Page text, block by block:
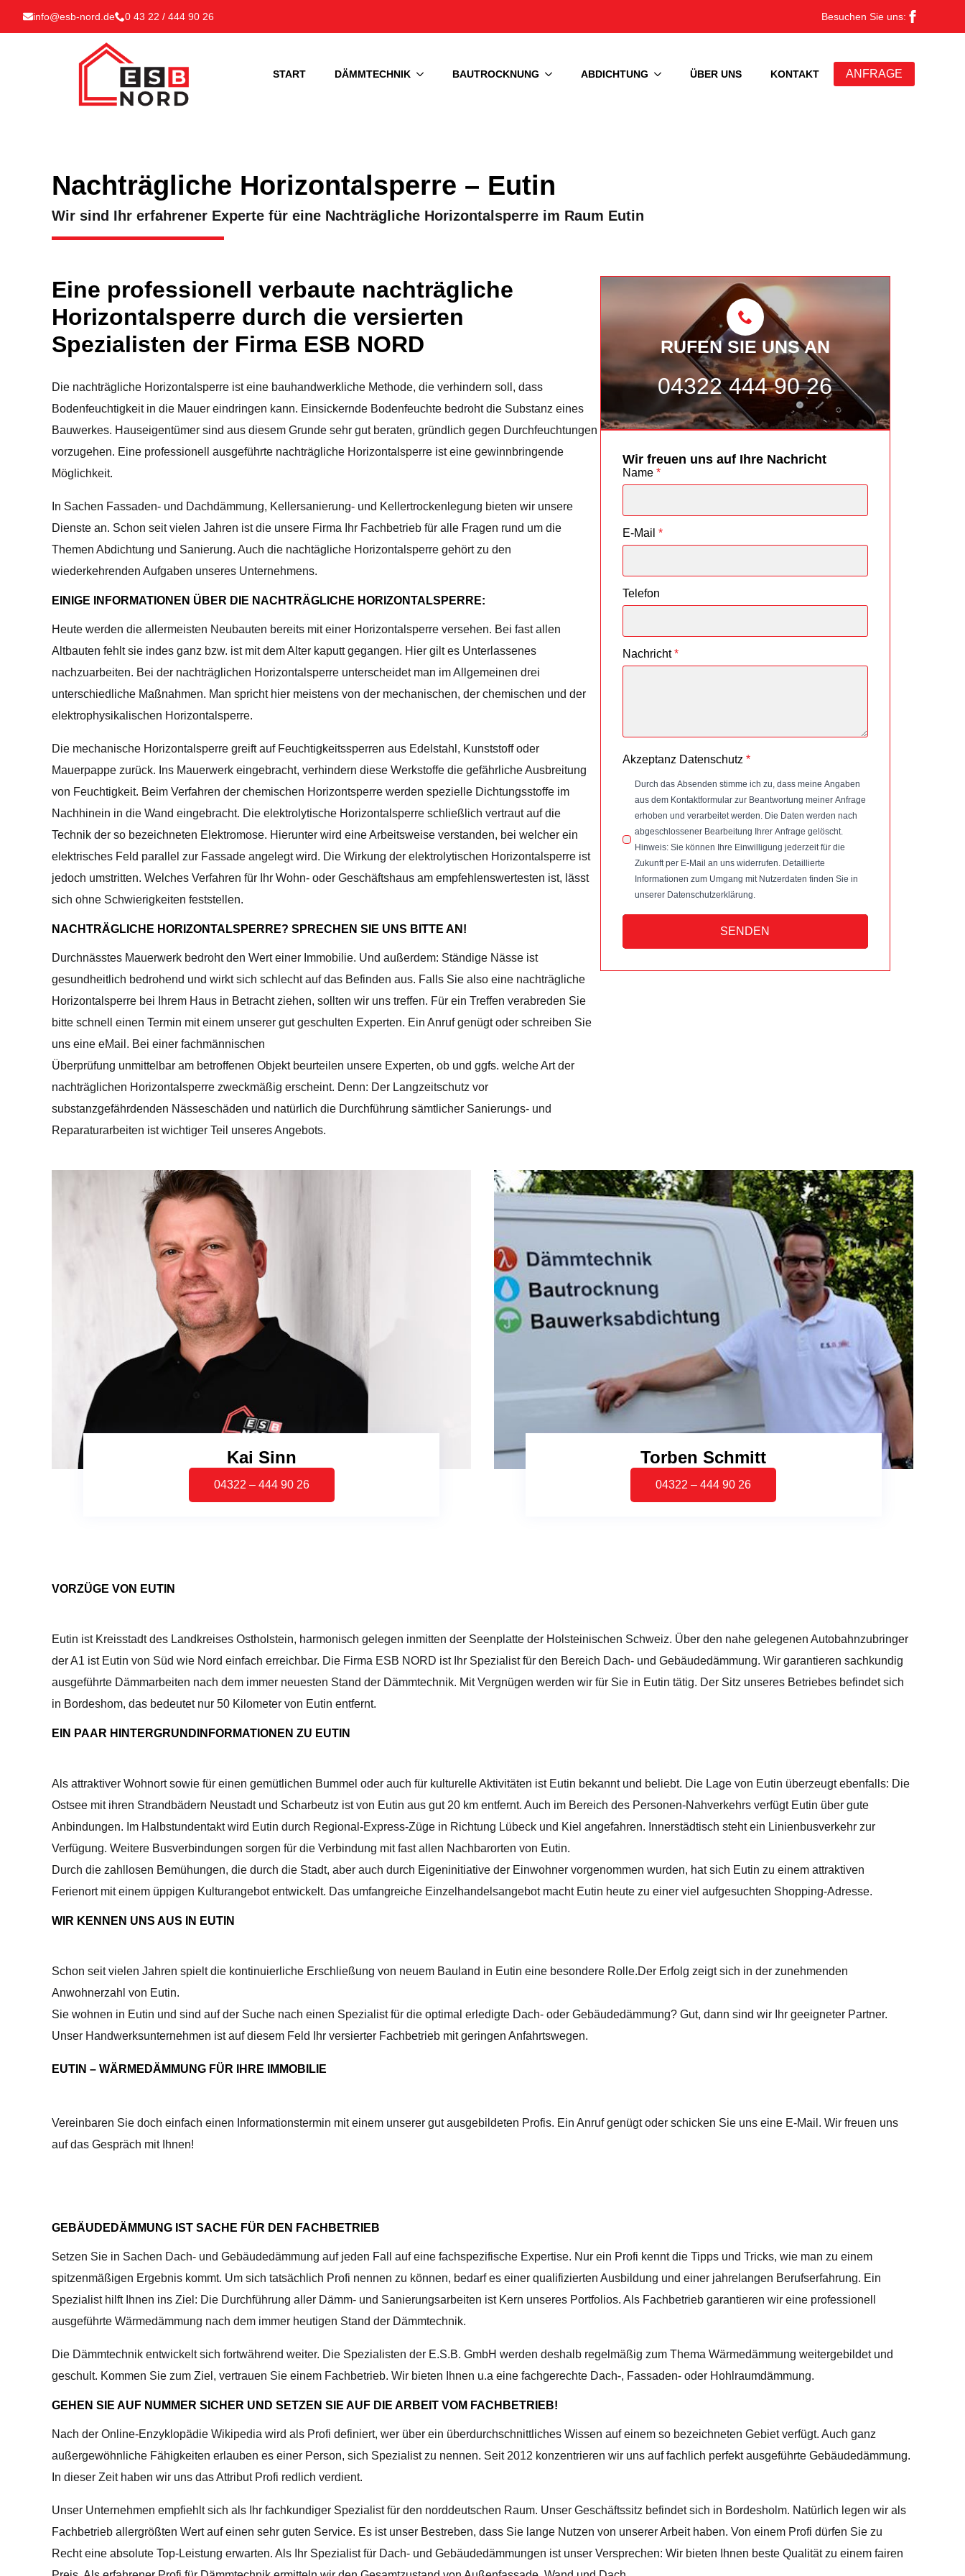
info@esb-nord.de 0 43 22 / 444 90 26 Besuchen Sie uns:
START DÄMMTECHNIK BAUTROCKNUNG ABDICHTUNG ÜBER UNS KONTAKT ANFRAGE
Nachträgliche Horizontalsperre – Eutin
Wir sind Ihr erfahrener Experte für eine Nachträgliche Horizontalsperre im Raum Eutin
Eine professionell verbaute nachträgliche
Horizontalsperre durch die versierten
Spezialisten der Firma ESB NORD
Die nachträgliche Horizontalsperre ist eine bauhandwerkliche Methode, die verhindern soll, dass
Bodenfeuchtigkeit in die Mauer eindringen kann. Einsickernde Bodenfeuchte bedroht die Substanz eines
Bauwerkes. Hauseigentümer sind aus diesem Grunde sehr gut beraten, gründlich gegen Durchfeuchtungen
vorzugehen. Eine professionell ausgeführte nachträgliche Horizontalsperre ist eine gewinnbringende
Möglichkeit.
In Sachen Fassaden- und Dachdämmung, Kellersanierung- und Kellertrockenlegung bieten wir unsere
Dienste an. Schon seit vielen Jahren ist die unsere Firma Ihr Fachbetrieb für alle Fragen rund um die
Themen Abdichtung und Sanierung. Auch die nachtägliche Horizontalsperre gehört zu den
wiederkehrenden Aufgaben unseres Unternehmens.
EINIGE INFORMATIONEN ÜBER DIE NACHTRÄGLICHE HORIZONTALSPERRE:
Heute werden die allermeisten Neubauten bereits mit einer Horizontalsperre versehen. Bei fast allen
Altbauten fehlt sie indes ganz bzw. ist mit dem Alter kaputt gegangen. Hier gilt es Unterlassenes
nachzuarbeiten. Bei der nachträglichen Horizontalsperre unterscheidet man im Allgemeinen drei
unterschiedliche Maßnahmen. Man spricht hier meistens von der mechanischen, der chemischen und der
elektrophysikalischen Horizontalsperre.
Die mechanische Horizontalsperre greift auf Feuchtigkeitssperren aus Edelstahl, Kunststoff oder
Mauerpappe zurück. Ins Mauerwerk eingebracht, verhindern diese Werkstoffe die gefährliche Ausbreitung
von Feuchtigkeit. Beim Verfahren der chemischen Horizontsperre werden spezielle Dichtungsstoffe im
Nachhinein in die Wand eingebracht. Die elektrolytische Horizontalsperre schließlich vertraut auf die
Technik der so bezeichneten Elektromose. Hierunter wird eine Arbeitsweise verstanden, bei welcher ein
elektrisches Feld parallel zur Fassade angelegt wird. Die Wirkung der elektrolytischen Horizontalsperre ist
jedoch umstritten. Welches Verfahren für Ihr Wohn- oder Geschäftshaus am empfehlenswertesten ist, lässt
sich ohne Schwierigkeiten feststellen.
NACHTRÄGLICHE HORIZONTALSPERRE? SPRECHEN SIE UNS BITTE AN!
Durchnässtes Mauerwerk bedroht den Wert einer Immobilie. Und außerdem: Ständige Nässe ist
gesundheitlich bedrohend und wirkt sich schlecht auf das Befinden aus. Falls Sie also eine nachträgliche
Horizontalsperre bei Ihrem Haus in Betracht ziehen, sollten wir uns treffen. Für ein Treffen verabreden Sie
bitte schnell einen Termin mit einem unserer gut geschulten Experten. Ein Anruf genügt oder schreiben Sie
uns eine eMail. Bei einer fachmännischen
Überprüfung unmittelbar am betroffenen Objekt beurteilen unsere Experten, ob und ggfs. welche Art der
nachträglichen Horizontalsperre zweckmäßig erscheint. Denn: Der Langzeitschutz vor
substanzgefährdenden Nässeschäden und natürlich die Durchführung sämtlicher Sanierungs- und
Reparaturarbeiten ist wichtiger Teil unseres Angebots.
RUFEN SIE UNS AN
04322 444 90 26
Wir freuen uns auf Ihre Nachricht
Name *
E-Mail *
Telefon
Nachricht *
Akzeptanz Datenschutz *
Durch das Absenden stimme ich zu, dass meine Angaben
aus dem Kontaktformular zur Beantwortung meiner Anfrage
erhoben und verarbeitet werden. Die Daten werden nach
abgeschlossener Bearbeitung Ihrer Anfrage gelöscht.
Hinweis: Sie können Ihre Einwilligung jederzeit für die
Zukunft per E-Mail an uns widerrufen. Detaillierte
Informationen zum Umgang mit Nutzerdaten finden Sie in
unserer Datenschutzerklärung.
SENDEN
Kai Sinn
04322 – 444 90 26
Torben Schmitt
04322 – 444 90 26
VORZÜGE VON EUTIN
Eutin ist Kreisstadt des Landkreises Ostholstein, harmonisch gelegen inmitten der Seenplatte der Holsteinischen Schweiz. Über den nahe gelegenen Autobahnzubringer
der A1 ist Eutin von Süd wie Nord einfach erreichbar. Die Firma ESB NORD ist Ihr Spezialist für den Bereich Dach- und Gebäudedämmung. Wir garantieren sachkundig
ausgeführte Dämmarbeiten nach dem immer neuesten Stand der Dämmtechnik. Mit Vergnügen werden wir für Sie in Eutin tätig. Der Sitz unseres Betriebes befindet sich
in Bordeshom, das bedeutet nur 50 Kilometer von Eutin entfernt.
EIN PAAR HINTERGRUNDINFORMATIONEN ZU EUTIN
Als attraktiver Wohnort sowie für einen gemütlichen Bummel oder auch für kulturelle Aktivitäten ist Eutin bekannt und beliebt. Die Lage von Eutin überzeugt ebenfalls: Die
Ostsee mit ihren Strandbädern Neustadt und Scharbeutz ist von Eutin aus gut 20 km entfernt. Auch im Bereich des Personen-Nahverkehrs verfügt Eutin über gute
Anbindungen. Im Halbstundentakt wird Eutin durch Regional-Express-Züge in Richtung Lübeck und Kiel angefahren. Innerstädtisch steht ein Linienbusverkehr zur
Verfügung. Weitere Busverbindungen sorgen für die Verbindung mit fast allen Nachbarorten von Eutin.
Durch die zahllosen Bemühungen, die durch die Stadt, aber auch durch Eigeninitiative der Einwohner vorgenommen wurden, hat sich Eutin zu einem attraktiven
Ferienort mit einem üppigen Kulturangebot entwickelt. Das umfangreiche Einzelhandelsangebot macht Eutin heute zu einer viel aufgesuchten Shopping-Adresse.
WIR KENNEN UNS AUS IN EUTIN
Schon seit vielen Jahren spielt die kontinuierliche Erschließung von neuem Bauland in Eutin eine besondere Rolle.Der Erfolg zeigt sich in der zunehmenden
Anwohnerzahl von Eutin.
Sie wohnen in Eutin und sind auf der Suche nach einen Spezialist für die optimal erledigte Dach- oder Gebäudedämmung? Gut, dann sind wir Ihr geeigneter Partner.
Unser Handwerksunternehmen ist auf diesem Feld Ihr versierter Fachbetrieb mit geringen Anfahrtswegen.
EUTIN – WÄRMEDÄMMUNG FÜR IHRE IMMOBILIE
Vereinbaren Sie doch einfach einen Informationstermin mit einem unserer gut ausgebildeten Profis. Ein Anruf genügt oder schicken Sie uns eine E-Mail. Wir freuen uns
auf das Gespräch mit Ihnen!
GEBÄUDEDÄMMUNG IST SACHE FÜR DEN FACHBETRIEB
Setzen Sie in Sachen Dach- und Gebäudedämmung auf jeden Fall auf eine fachspezifische Expertise. Nur ein Profi kennt die Tipps und Tricks, wie man zu einem
spitzenmäßigen Ergebnis kommt. Um sich tatsächlich Profi nennen zu können, bedarf es einer qualifizierten Ausbildung und einer jahrelangen Berufserfahrung. Ein
Spezialist hilft Ihnen ins Ziel: Die Durchführung aller Dämm- und Sanierungsarbeiten ist Kern unseres Portfolios. Als Fachbetrieb garantieren wir eine professionell
ausgeführte Wärmedämmung nach dem immer heutigen Stand der Dämmtechnik.
Die Dämmtechnik entwickelt sich fortwährend weiter. Die Spezialisten der E.S.B. GmbH werden deshalb regelmäßig zum Thema Wärmedämmung weitergebildet und
geschult. Kommen Sie zum Ziel, vertrauen Sie einem Fachbetrieb. Wir bieten Ihnen u.a eine fachgerechte Dach-, Fassaden- oder Hohlraumdämmung.
GEHEN SIE AUF NUMMER SICHER UND SETZEN SIE AUF DIE ARBEIT VOM FACHBETRIEB!
Nach der Online-Enzyklopädie Wikipedia wird als Profi definiert, wer über ein überdurchschnittliches Wissen auf einem so bezeichneten Gebiet verfügt. Auch ganz
außergewöhnliche Fähigkeiten erlauben es einer Person, sich Spezialist zu nennen. Seit 2012 konzentrieren wir uns auf fachlich perfekt ausgeführte Gebäudedämmung.
In dieser Zeit haben wir uns das Attribut Profi redlich verdient.
Unser Unternehmen empfiehlt sich als Ihr fachkundiger Spezialist für den norddeutschen Raum. Unser Geschäftssitz befindet sich in Bordesholm. Natürlich legen wir als
Fachbetrieb allergrößten Wert auf einen sehr guten Service. Es ist unser Bestreben, dass Sie lange Nutzen von unserer Arbeit haben. Von einem Profi dürfen Sie zu
Recht eine absolute Top-Leistung erwarten. Als Ihr Spezialist für Dach- und Gebäudedämmungen ist unser Versprechen: Wir bieten Ihnen beste Qualität zu einem fairen